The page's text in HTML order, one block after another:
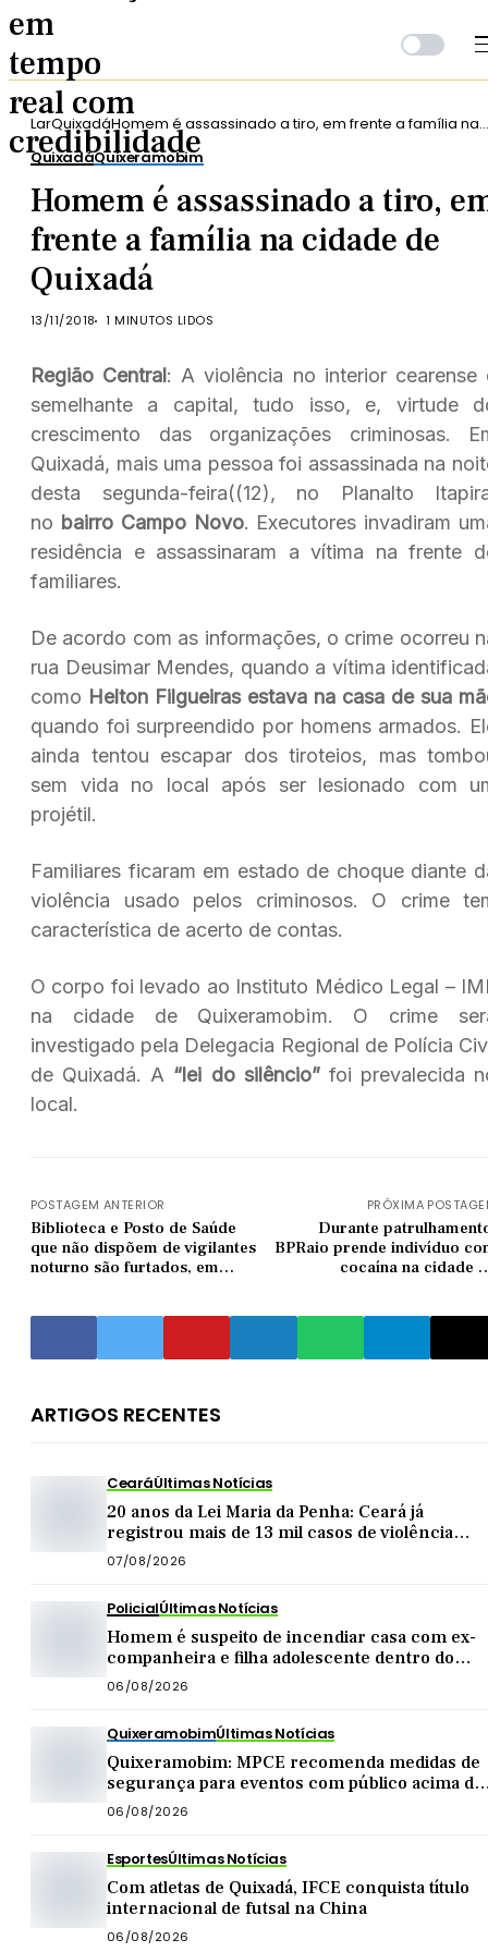
LarQuixadáHomem é assassinado a tiro, em frente a família na
cidade de Quixadá
QuixadáQuixeramobim
Homem é assassinado a tiro,
frente a família na cidade de
Quixadá
13/11/2018 1 MINUTOS LIDOS
Região Central: A violência no interior cearense
semelhante a capital, tudo isso, e, virtude
crescimento das organizações criminosas.
Quixadá, mais uma pessoa foi assassinada na
desta segunda-feira((12), no Planalto
no bairro Campo Novo. Executores invadiram
residência e assassinaram a vítima na frente
familiares.
De acordo com as informações, o crime ocorreu
rua Deusimar Mendes, quando a vítima
como Helton Filgueiras estava na casa de sua
quando foi surpreendido por homens armados.
ainda tentou escapar dos tiroteios, mas
sem vida no local após ser lesionado com
projétil.
Familiares ficaram em estado de choque diante
violência usado pelos criminosos. O crime
característica de acerto de contas.
O corpo foi levado ao Instituto Médico Legal –
na cidade de Quixeramobim. O crime
investigado pela Delegacia Regional de Polícia
de Quixadá. A “lei do silêncio”foi prevalecida
local.
POSTAGEM ANTERIOR
Biblioteca e Posto de Saúde
que não dispõem de vigilantes
noturno são furtados, em
PRÓXIMA
Durante
BPRaio prende indivíduo
cocaína na cidade
ARTIGOS RECENTES
CearáÚltimas Notícias
20 anos da Lei Maria da Penha: Ceará já
registrou mais de 13 mil casos de violência
contra mulher este ano
07/08/2026
PolicialÚltimas Notícias
Homem é suspeito de incendiar casa com ex-
companheira e filha adolescente dentro do
imóvel
06/08/2026
QuixeramobimÚltimas Notícias
Quixeramobim: MPCE recomenda medidas de
segurança para eventos com público acima de
mil pessoas
06/08/2026
EsportesÚltimas Notícias
Com atletas de Quixadá, IFCE conquista título
internacional de futsal na China
06/08/2026